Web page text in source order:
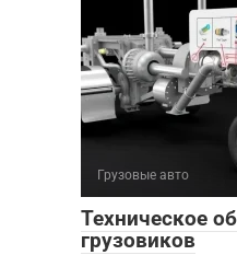
Грузовые авто
Техническое
грузовиков